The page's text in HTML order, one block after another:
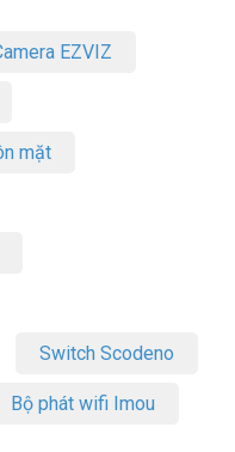
EZVIZ
mặt
Switch Scodeno
Bộ phát wifi Imou